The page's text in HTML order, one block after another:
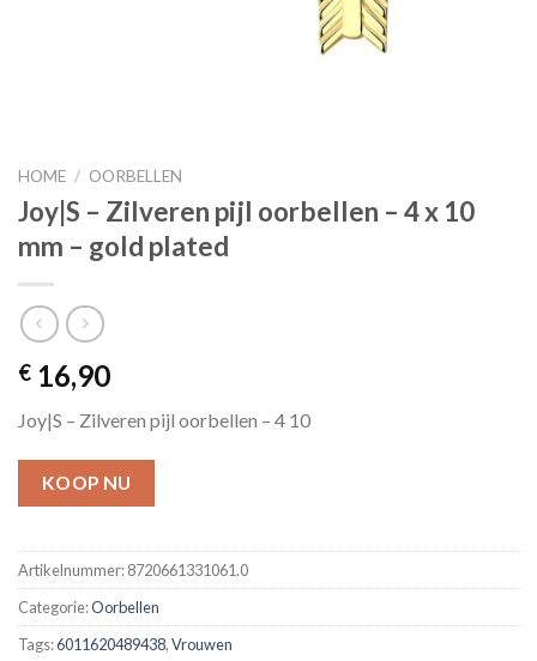
HOME / OORBELLEN
Joy|S – Zilveren pijl oorbellen – 4 x 10
mm – gold plated
€ 16,90
Joy|S – Zilveren pijl oorbellen – 4 10
KOOP NU
Artikelnummer:8720661331061.0
Categorie:Oorbellen
Tags:6011620489438,Vrouwen